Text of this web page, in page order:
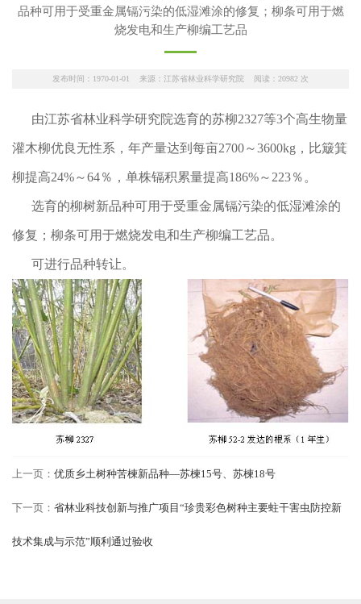
品种可用于受重金属镉污染的低湿滩涂的修复；柳条可用于燃
烧发电和生产柳编工艺品
发布时间：1970-01-01 来源：江苏省林业科学研究院 阅读： 20982 次
由江苏省林业科学研究院选育的苏柳2327等3个高生物量
灌木柳优良无性系，年产量达到每亩2700～3600kg，比簸箕
柳提高24%～64％，单株镉积累量提高186%～223％。
选育的柳树新品种可用于受重金属镉污染的低湿滩涂的
修复；柳条可用于燃烧发电和生产柳编工艺品。
可进行品种转让。
上一页： 优质乡土树种苦楝新品种—苏楝15号、苏楝18号
下一页： 省林业科技创新与推广项目“珍贵彩色树种主要蛀干害虫防控新
技术集成与示范”顺利通过验收